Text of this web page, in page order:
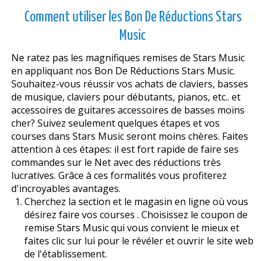
Comment utiliser les Bon De Réductions Stars
Music
Ne ratez pas les magnifiques remises de Stars Music
en appliquant nos Bon De Réductions Stars Music.
Souhaitez-vous réussir vos achats de claviers, basses
de musique, claviers pour débutants, pianos, etc.. et
accessoires de guitares accessoires de basses moins
cher? Suivez seulement quelques étapes et vos
courses dans Stars Music seront moins chères. Faites
attention à ces étapes: il est fort rapide de faire ses
commandes sur le Net avec des réductions très
lucratives. Grâce à ces formalités vous profiterez
d'incroyables avantages.
Cherchez la section et le magasin en ligne où vous
désirez faire vos courses . Choisissez le coupon de
remise Stars Music qui vous convient le mieux et
faites clic sur lui pour le révéler et ouvrir le site web
de l'établissement.